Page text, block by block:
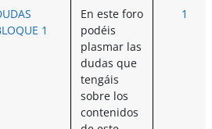
1
En este foro
podéis
plasmar las
dudas que
tengáis
sobre los
contenidos
1